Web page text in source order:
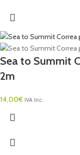
Sea to Summit
2m
14,00€ IVA Inc.